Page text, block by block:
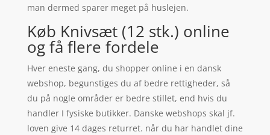
man dermed sparer meget på huslejen.
Køb Knivsæt (12 stk.) online
og få flere fordele
Hver eneste gang, du shopper online i en dansk
webshop, begunstiges du af bedre rettigheder, så
du på nogle områder er bedre stillet, end hvis du
handler I fysiske butikker. Danske webshops skal jf.
loven give 14 dages returret. når du har handlet dine